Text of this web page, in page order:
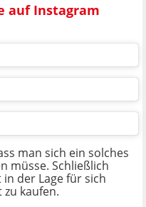
auf Instagram
man sich ein solches
müsse. Schließlich
der Lage für sich
zu kaufen.